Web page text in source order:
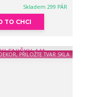
Skladem 299 PÁR
TO CHCI
PŘILOŽTE TVAR SKLA